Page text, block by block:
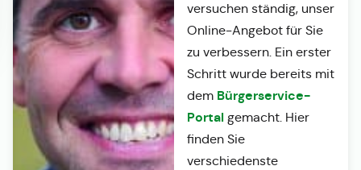
versuchen ständig, unser
Online-Angebot für Sie
zu verbessern. Ein erster
Schritt wurde bereits mit
dem Bürgerservice-
Portalgemacht. Hier
finden Sie
verschiedenste